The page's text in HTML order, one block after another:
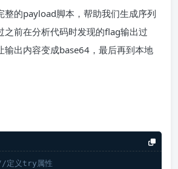
整的payload脚本，帮助我们生成序列
之前在分析代码时发现的flag输出过
输出内容变成base64，最后再到本地
定义try属性